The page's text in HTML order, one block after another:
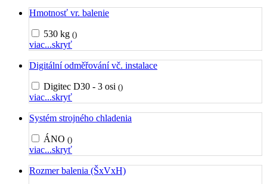
Hmotnosť vr. balenie
530 kg ()
viac...skryť
Digitální odměřování vč. instalace
Digitec D30 - 3 osi ()
viac...skryť
Systém strojného chladenia
ÁNO ()
viac...skryť
Rozmer balenia (ŠxVxH)